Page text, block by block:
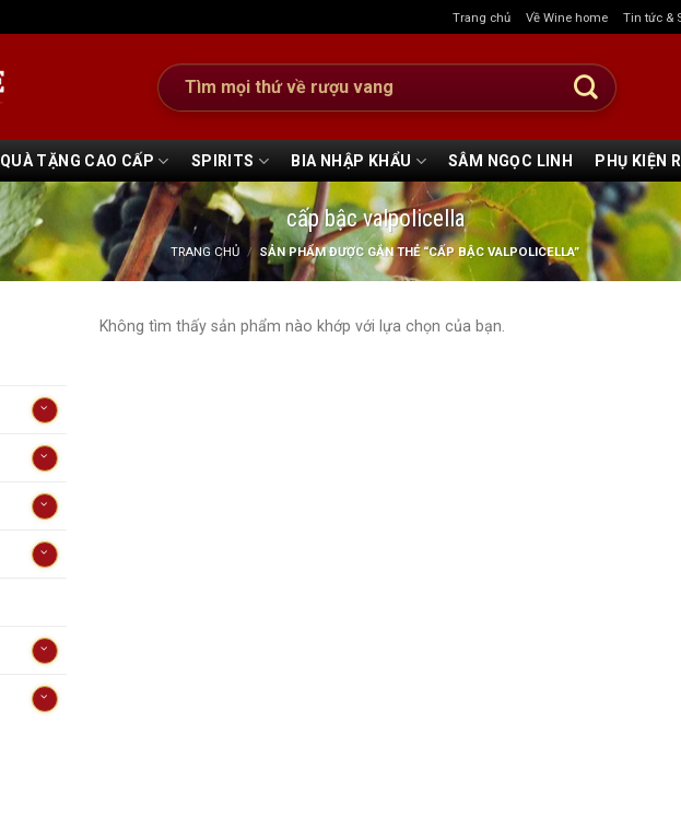
Trang chủ Về Wine home Tin tức &
Tìm
kiếm:
QUÀ TẶNG CAO CẤP SPIRITS BIA NHẬP KHẨU SÂM NGỌC LINH PHỤ KIỆN
cấp bậc valpolicella
TRANG CHỦ / SẢN PHẨM ĐƯỢC GẮN THẺ “CẤP BẬC VALPOLICELLA”
Không tìm thấy sản phẩm nào khớp với lựa chọn của bạn.